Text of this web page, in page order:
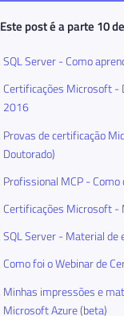
Este post é a parte 10
SQL Server - Como
Certificações Microsoft -
2016
Provas de certificação
Doutorado)
Profissional MCP -
Certificações Microsoft -
SQL Server - Material
Como foi o Webinar de
Minhas impressões e
Microsoft Azure (beta)